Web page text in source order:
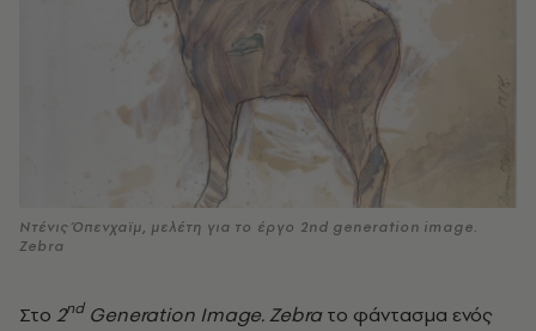
Ντένις Όπενχαϊμ, μελέτη για το έργο 2nd generation image.
Zebra
Στο 2nd Generation Image.Zebraτο φάντασμα ενός